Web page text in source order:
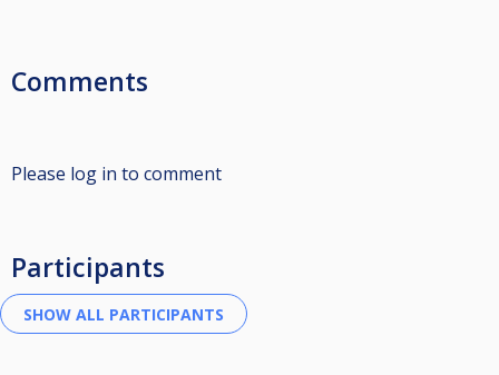
Comments
Please log in to comment
Participants